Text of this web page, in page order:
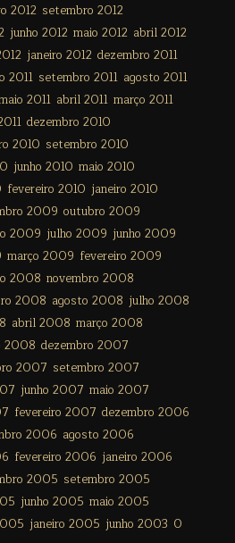
2012 setembro 2012
junho 2012 maio 2012 abril 2012
janeiro 2012 dezembro 2011
2011 setembro 2011 agosto 2011
2011 abril 2011 março 2011
dezembro 2010
2010 setembro 2010
junho 2010 maio 2010
fevereiro 2010 janeiro 2010
2009 outubro 2009
2009 julho 2009 junho 2009
março 2009 fevereiro 2009
2008 novembro 2008
2008 agosto 2008 julho 2008
abril 2008 março 2008
2008 dezembro 2007
2007 setembro 2007
junho 2007 maio 2007
fevereiro 2007 dezembro 2006
2006 agosto 2006
fevereiro 2006 janeiro 2006
2005 setembro 2005
junho 2005 maio 2005
janeiro 2005 junho 2003 0